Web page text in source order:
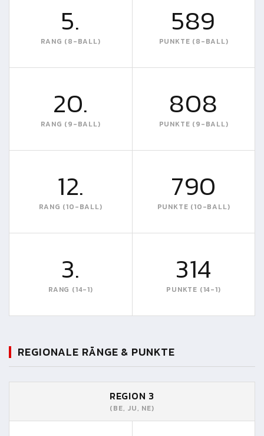
5.
RANG (8-BALL)
589
PUNKTE (8-BALL)
20.
RANG (9-BALL)
808
PUNKTE (9-BALL)
12.
RANG (10-BALL)
790
PUNKTE (10-BALL)
3.
RANG (14-1)
314
PUNKTE (14-1)
REGIONALE RÄNGE & PUNKTE
REGION 3
(BE, JU, NE)